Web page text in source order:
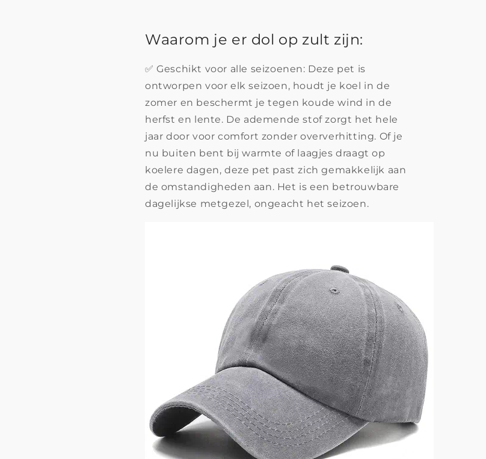
Waarom je er dol op zult zijn:
✅ Geschikt voor alle seizoenen: Deze pet is
ontworpen voor elk seizoen, houdt je koel in de
zomer en beschermt je tegen koude wind in de
herfst en lente. De ademende stof zorgt het hele
jaar door voor comfort zonder oververhitting. Of je
nu buiten bent bij warmte of laagjes draagt op
koelere dagen, deze pet past zich gemakkelijk aan
de omstandigheden aan. Het is een betrouwbare
dagelijkse metgezel, ongeacht het seizoen.